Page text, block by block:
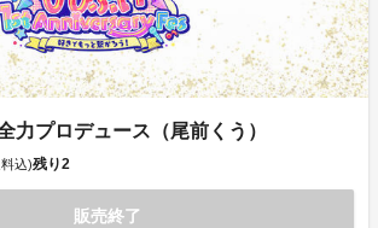
力プロデュース（尾前くう）
込)残り2
販売終了